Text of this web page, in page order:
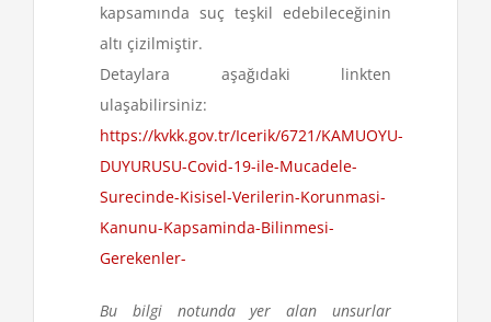
kapsamında suç teşkil edebileceğinin
altı çizilmiştir.
Detaylara aşağıdaki linkten
ulaşabilirsiniz:
https://kvkk.gov.tr/Icerik/6721/KAMUOYU-
DUYURUSU-Covid-19-ile-Mucadele-
Surecinde-Kisisel-Verilerin-Korunmasi-
Kanunu-Kapsaminda-Bilinmesi-
Gerekenler-
Bu bilgi notunda yer alan unsurlar